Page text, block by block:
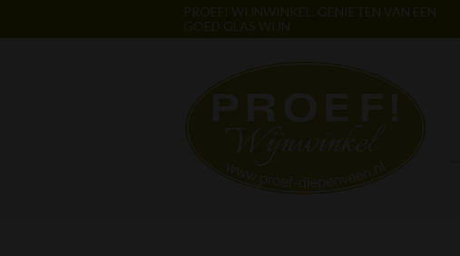
PROEF! WIJNWINKEL. GENIETEN VAN EEN
GOED GLAS WIJN